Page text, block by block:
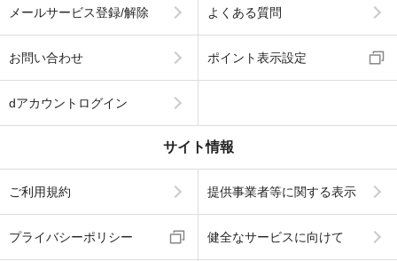
メールサービス登録/解除 よくある質問
お問い合わせ ポイント表示設定
dアカウントログイン
サイト情報
ご利用規約 提供事業者等に関する表示
プライバシーポリシー 健全なサービスに向けて